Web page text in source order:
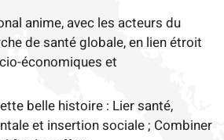
anime, avec les acteurs du
de santé globale, en lien étroit
économiques et
belle histoire : Lier santé,
et insertion sociale ; Combiner